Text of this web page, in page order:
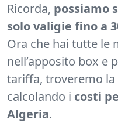
Ricorda, possiamo
solo valigie fino a
Ora che hai tutte le
nell’apposito box e
tariffa, troveremo
calcolando i costi
Algeria.